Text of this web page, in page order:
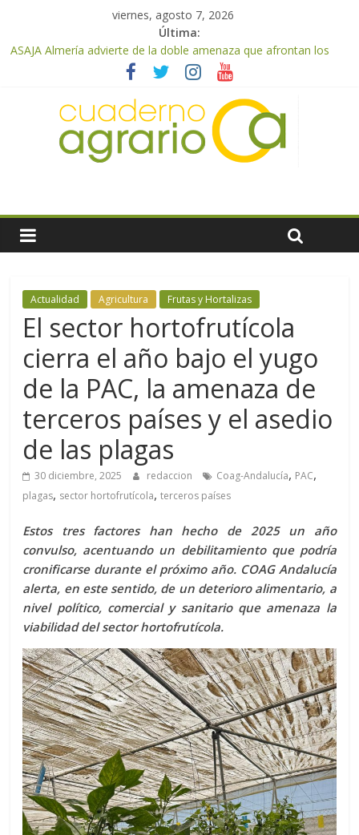
viernes, agosto 7, 2026
Última:
ASAJA Almería advierte de la doble amenaza que afrontan los
cítricos: la clorosis y la caída de los precios
ASAJA Almería: las primeras recolecciones de almendra
confirman una cosecha desigual marcada por las inclemencias
meteorológicas y la incertidumbre en los precios
El Ministerio de Agricultura, Pesca y Alimentación autoriza el
pago de 85 millones adicionales de ayudas de la PAC de
Cooperativas Agro-alimentarias de Andalucía celebra la
activación del mecanismo de regulación de oferta de aceite de
Actualidad Agricultura Frutas y Hortalizas
El sector hortofrutícola
cierra el año bajo el yugo
de la PAC, la amenaza de
terceros países y el asedio
de las plagas
30 diciembre, 2025 redaccion Coag-Andalucía, PAC,
plagas, sector hortofrutícola,terceros países
Estos tres factores han hecho de 2025 un año
convulso, acentuando un debilitamiento que podría
cronificarse durante el próximo año. COAG Andalucía
alerta, en este sentido, de un deterioro alimentario, a
nivel político, comercial y sanitario que amenaza la
viabilidad del sector hortofrutícola.